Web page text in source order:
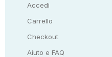
Accedi
Carrello
Checkout
Aiuto e FAQ